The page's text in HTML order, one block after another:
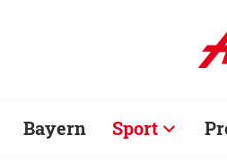
Bayern Sport